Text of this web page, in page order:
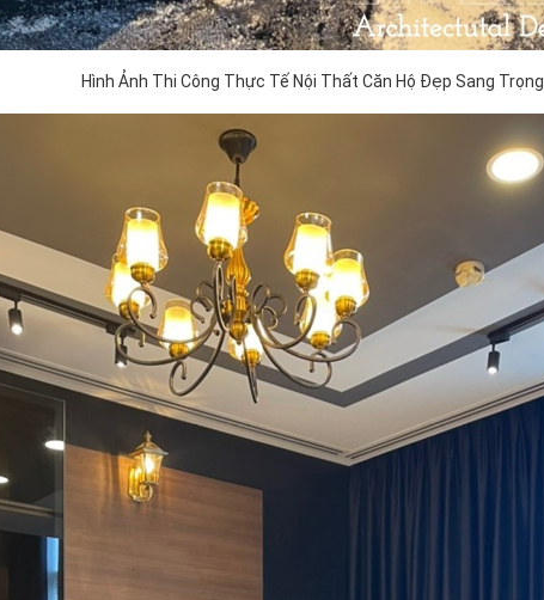
Hình Ảnh Thi Công Thực Tế Nội Thất Căn Hộ Đẹp Sang Trọng